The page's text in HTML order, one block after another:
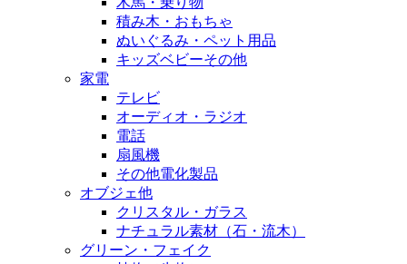
積み木・おもちゃ
ぬいぐるみ・ペット用品
キッズベビーその他
家電
テレビ
オーディオ・ラジオ
電話
扇風機
その他電化製品
オブジェ他
クリスタル・ガラス
ナチュラル素材（石・流木）
グリーン・フェイク